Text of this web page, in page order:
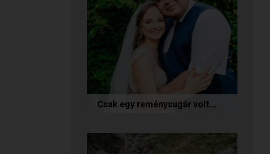
Csak egy reménysugár volt...
megtalálták egymást az oldalon.
Sok boldogságot kívánunk...